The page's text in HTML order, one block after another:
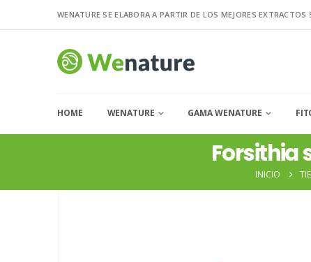
WENATURE SE ELABORA A PARTIR DE LOS MEJORES EXTRACTOS
HOME WENATURE GAMA WENATURE
Forsithia
INICIO